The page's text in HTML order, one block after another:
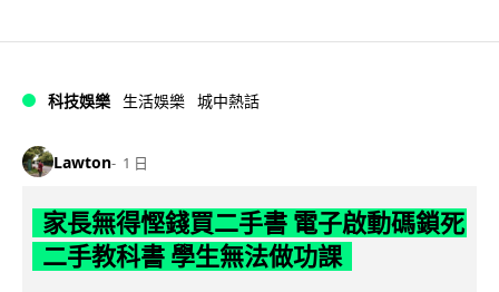
科技娛樂 生活娛樂 城中熱話
Lawton 1 日
家長無得慳錢買二手書 電子啟動碼鎖死
二手教科書 學生無法做功課